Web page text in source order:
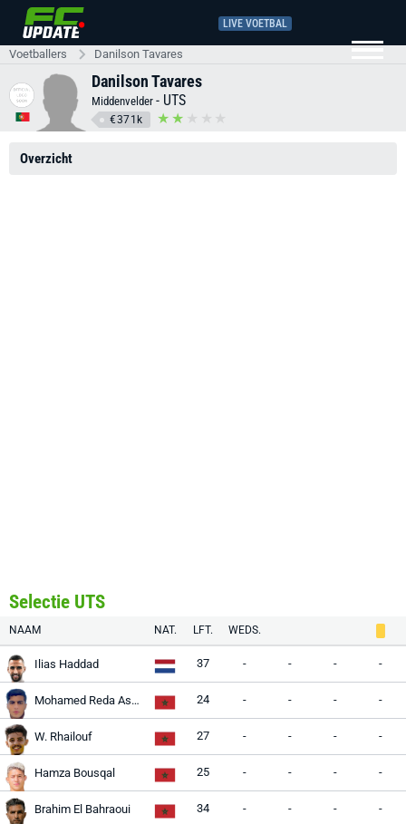
LIVE VOETBAL
Voetballers Danilson Tavares
Danilson Tavares
Middenvelder - UTS
€371k
Overzicht
Selectie UTS
NAAM NAT. LFT. WEDS.
Ilias Haddad 37 - - - -
Mohamed Reda Asmama 24 - - - -
W. Rhailouf 27 - - - -
Hamza Bousqal 25 - - - -
Brahim El Bahraoui 34 - - - -